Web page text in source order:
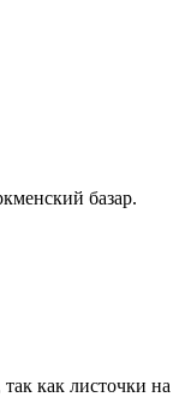
базар.
как листочки на